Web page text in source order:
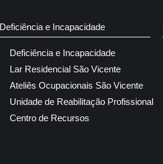
Deficiência e Incapacidade
Deficiência e Incapacidade
Lar Residencial São Vicente
Ateliês Ocupacionais São Vicente
Unidade de Reabilitação Profissional
Centro de Recursos